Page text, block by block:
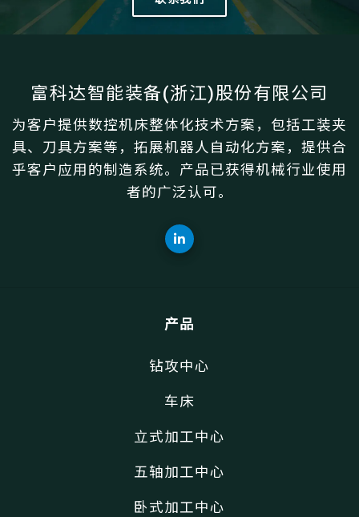
富科达智能装备(浙江)股份有限公司
为客户提供数控机床整体化技术方案，包括工装夹
具、刀具方案等，拓展机器人自动化方案，提供合
乎客户应用的制造系统。产品已获得机械行业使用
者的广泛认可。
产品
钻攻中心
车床
立式加工中心
五轴加工中心
卧式加工中心